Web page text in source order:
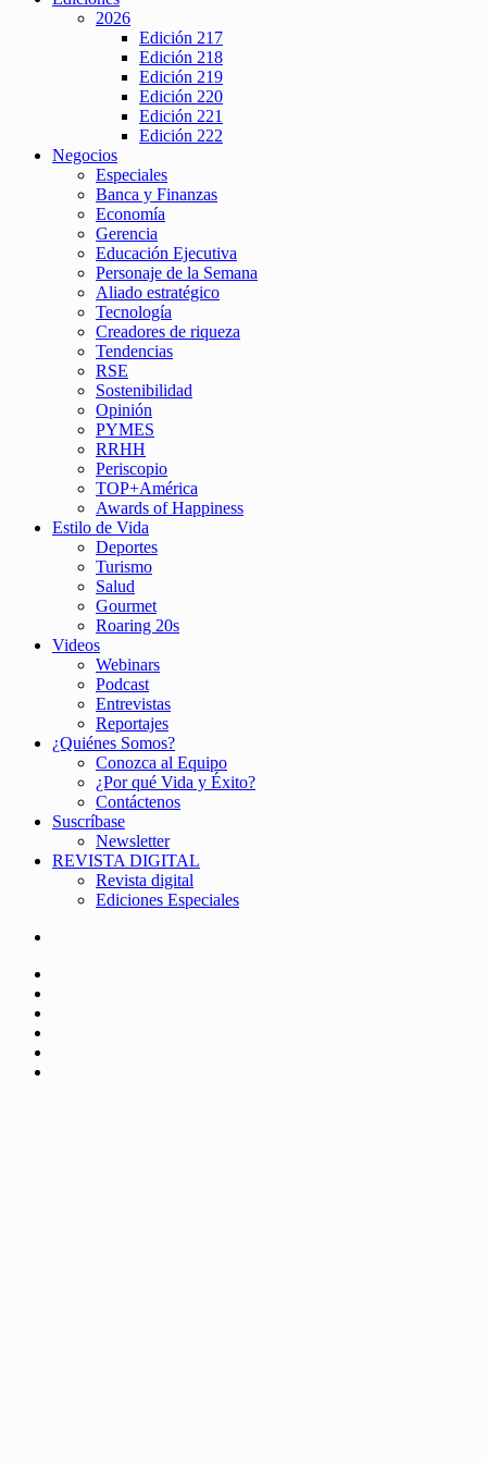
2026
Edición 217
Edición 218
Edición 219
Edición 220
Edición 221
Edición 222
Negocios
Especiales
Banca y Finanzas
Economía
Gerencia
Educación Ejecutiva
Personaje de la Semana
Aliado estratégico
Tecnología
Creadores de riqueza
Tendencias
RSE
Sostenibilidad
Opinión
PYMES
RRHH
Periscopio
TOP+América
Awards of Happiness
Estilo de Vida
Deportes
Turismo
Salud
Gourmet
Roaring 20s
Videos
Webinars
Podcast
Entrevistas
Reportajes
¿Quiénes Somos?
Conozca al Equipo
¿Por qué Vida y Éxito?
Contáctenos
Suscríbase
Newsletter
REVISTA DIGITAL
Revista digital
Ediciones Especiales